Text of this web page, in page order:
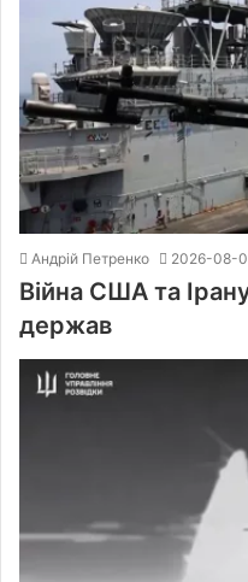
Андрій Петренко 2026-08-
Війна США та
держав